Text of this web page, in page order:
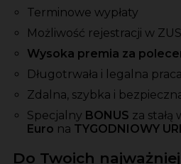
Terminowe wypłaty
Możliwość rejestracji w ZUS
Wysoka premia za
Długotrwała i legalna
Zdalna, szybka i
Specjalny BONUS za stałą
Euro na TYGODNIOWY
Do Twoich